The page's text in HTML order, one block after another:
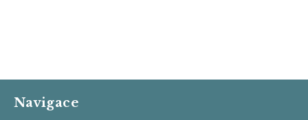
Navigace